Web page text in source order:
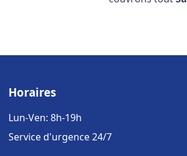
Horaires
Lun-Ven: 8h-19h
Service d'urgence 24/7